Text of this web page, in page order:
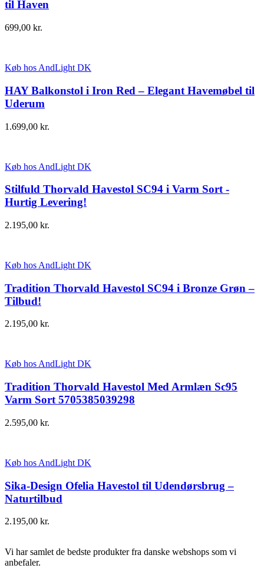
til Haven
699,00 kr.
Køb hos AndLight DK
HAY Balkonstol i Iron Red – Elegant Havemøbel til
Uderum
1.699,00 kr.
Køb hos AndLight DK
Stilfuld Thorvald Havestol SC94 i Varm Sort -
Hurtig Levering!
2.195,00 kr.
Køb hos AndLight DK
Tradition Thorvald Havestol SC94 i Bronze Grøn –
Tilbud!
2.195,00 kr.
Køb hos AndLight DK
Tradition Thorvald Havestol Med Armlæn Sc95
Varm Sort 5705385039298
2.595,00 kr.
Køb hos AndLight DK
Sika-Design Ofelia Havestol til Udendørsbrug –
Naturtilbud
2.195,00 kr.
Vi har samlet de bedste produkter fra danske webshops som vi
anbefaler.